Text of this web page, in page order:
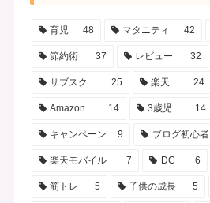
育児 48 マタニティ 42
節約術 37 レビュー 32
サブスク 25 楽天 24
Amazon 14 3歳児 14
キャンペーン 9 ブログ初心者
楽天モバイル 7 DC 6
筋トレ 5 子供の成長 5